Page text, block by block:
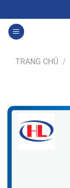
qua
nội
dung
TRANG CHỦ /